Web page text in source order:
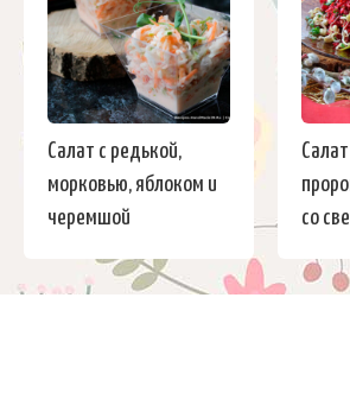
Салат с редькой,
морковью, яблоком и
черемшой
со